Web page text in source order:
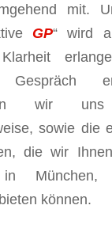
mit.
GP“ wird
Gespräch
wir
sowie die
die wir
in
können.